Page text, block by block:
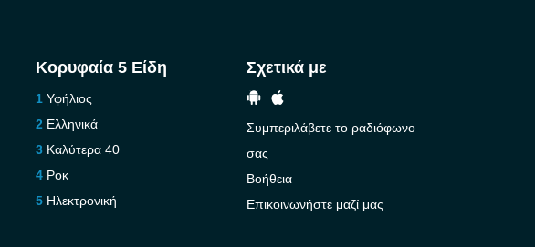
Κορυφαία 5 Είδη
Υφήλιος
Ελληνικά
Καλύτερα 40
Ροκ
Ηλεκτρονική
Σχετικά με
Συμπεριλάβετε το ραδιόφωνο
σας
Βοήθεια
Επικοινωνήστε μαζί μας